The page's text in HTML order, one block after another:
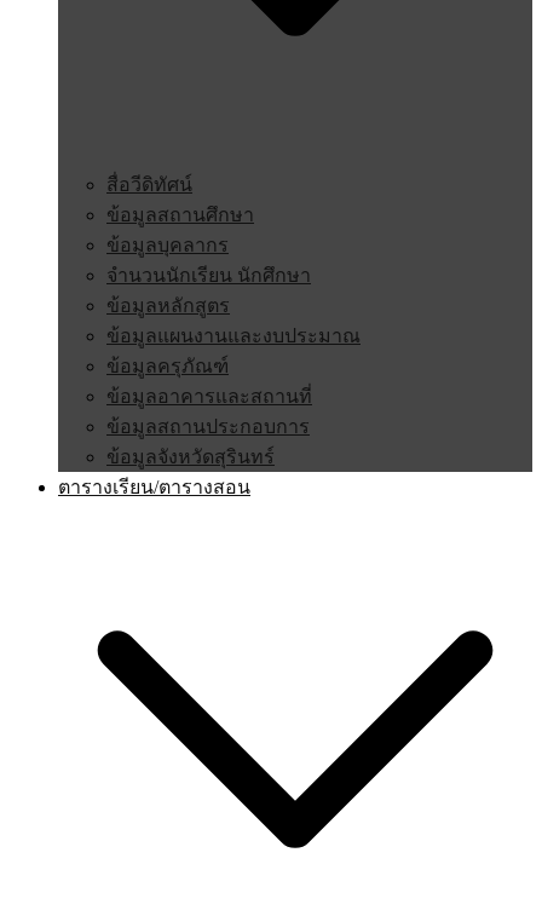
สื่อวีดิทัศน์
ข้อมูลสถานศึกษา
ข้อมูลบุคลากร
จำนวนนักเรียน นักศึกษา
ข้อมูลหลักสูตร
ข้อมูลแผนงานและงบประมาณ
ข้อมูลครุภัณฑ์
ข้อมูลอาคารและสถานที่
ข้อมูลสถานประกอบการ
ข้อมูลจังหวัดสุรินทร์
ตารางเรียน/ตารางสอน